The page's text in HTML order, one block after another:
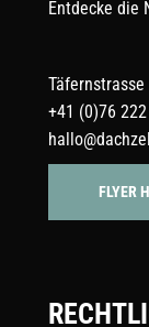
Entdecke die
+41 (0)76
FLYER